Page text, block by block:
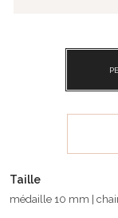
Taille
médaille 10 mm |